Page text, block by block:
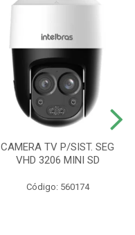
CAMERA TV P/SIST. SEG
VHD 3206 MINI SD
Código: 560174